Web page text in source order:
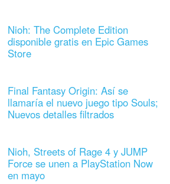
Nioh: The Complete Edition
disponible gratis en Epic Games
Store
Final Fantasy Origin: Así se
llamaría el nuevo juego tipo Souls;
Nuevos detalles filtrados
Nioh, Streets of Rage 4 y JUMP
Force se unen a PlayStation Now
en mayo